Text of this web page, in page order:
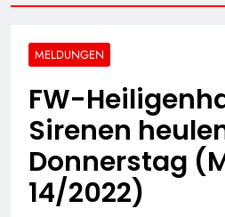
MELDUNGEN
FW-
Sirenen
Donnerstag
14/2022)